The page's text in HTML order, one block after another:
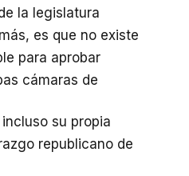
la legislatura
es que no existe
para aprobar
cámaras de
su propia
republicano de